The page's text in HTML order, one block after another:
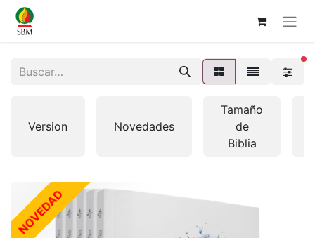
Version Novedades
Tamaño
de
Biblia
NOVEDAD